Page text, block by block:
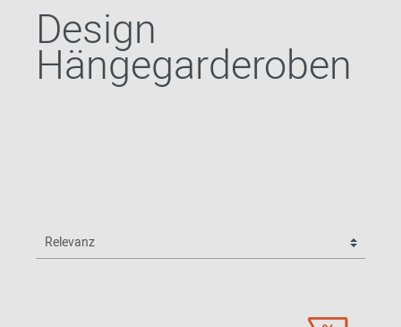
Design
Hängegarderoben